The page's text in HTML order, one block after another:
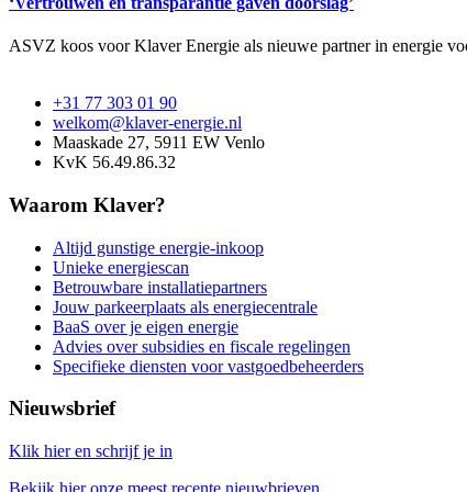
ASVZ koos voor Klaver Energie als nieuwe partner in energie
+31 77 303 01 90
welkom@klaver-energie.nl
Maaskade 27, 5911 EW Venlo
KvK 56.49.86.32
Waarom Klaver?
Altijd gunstige energie-inkoop
Unieke energiescan
Betrouwbare installatiepartners
Jouw parkeerplaats als energiecentrale
BaaS over je eigen energie
Advies over subsidies en fiscale regelingen
Specifieke diensten voor vastgoedbeheerders
Nieuwsbrief
Klik hier en schrijf je in